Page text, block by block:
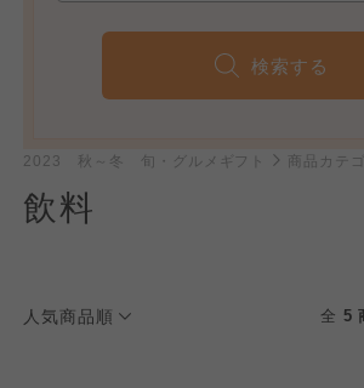
検索する
2023 秋～冬 旬・グルメギフト 商品カテ
飲料
人気商品順 全 5